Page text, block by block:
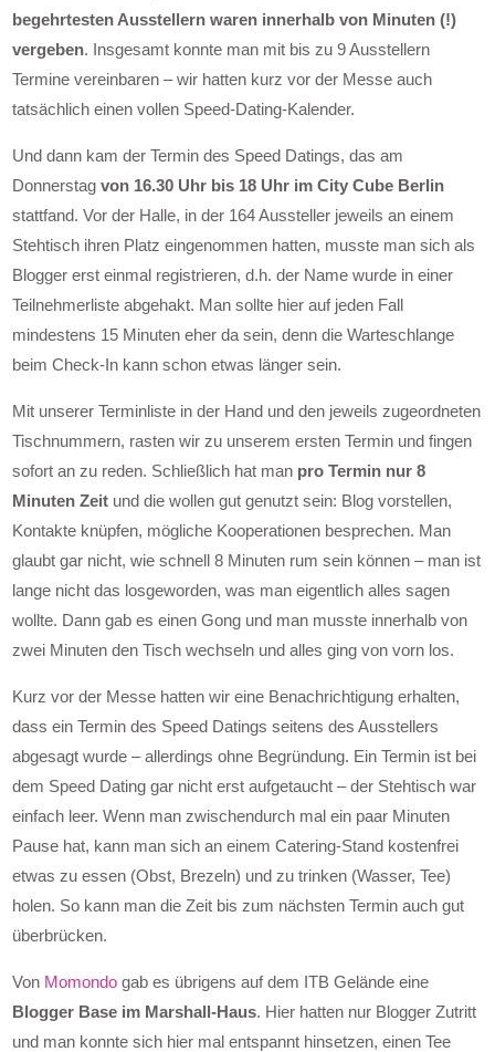
begehrtesten Ausstellern waren innerhalb von Minuten (!)
vergeben. Insgesamt konnte man mit bis zu 9 Ausstellern
Termine vereinbaren – wir hatten kurz vor der Messe auch
tatsächlich einen vollen Speed-Dating-Kalender.
Und dann kam der Termin des Speed Datings, das am
Donnerstagvon 16.30 Uhr bis 18 Uhr im City Cube Berlin
stattfand. Vor der Halle, in der 164 Aussteller jeweils an einem
Stehtisch ihren Platz eingenommen hatten, musste man sich als
Blogger erst einmal registrieren, d.h. der Name wurde in einer
Teilnehmerliste abgehakt. Man sollte hier auf jeden Fall
mindestens 15 Minuten eher da sein, denn die Warteschlange
beim Check-In kann schon etwas länger sein.
Mit unserer Terminliste in der Hand und den jeweils zugeordneten
Tischnummern, rasten wir zu unserem ersten Termin und fingen
sofort an zu reden. Schließlich hat man pro Termin nur 8
Minuten Zeit und die wollen gut genutzt sein: Blog vorstellen,
Kontakte knüpfen, mögliche Kooperationen besprechen. Man
glaubt gar nicht, wie schnell 8 Minuten rum sein können – man ist
lange nicht das losgeworden, was man eigentlich alles sagen
wollte. Dann gab es einen Gong und man musste innerhalb von
zwei Minuten den Tisch wechseln und alles ging von vorn los.
Kurz vor der Messe hatten wir eine Benachrichtigung erhalten,
dass ein Termin des Speed Datings seitens des Ausstellers
abgesagt wurde – allerdings ohne Begründung. Ein Termin ist bei
dem Speed Dating gar nicht erst aufgetaucht – der Stehtisch war
einfach leer. Wenn man zwischendurch mal ein paar Minuten
Pause hat, kann man sich an einem Catering-Stand kostenfrei
etwas zu essen (Obst, Brezeln) und zu trinken (Wasser, Tee)
holen. So kann man die Zeit bis zum nächsten Termin auch gut
überbrücken.
Von Momondo gab es übrigens auf dem ITB Gelände eine
Blogger Base im Marshall-Haus. Hier hatten nur Blogger Zutritt
und man konnte sich hier mal entspannt hinsetzen, einen Tee